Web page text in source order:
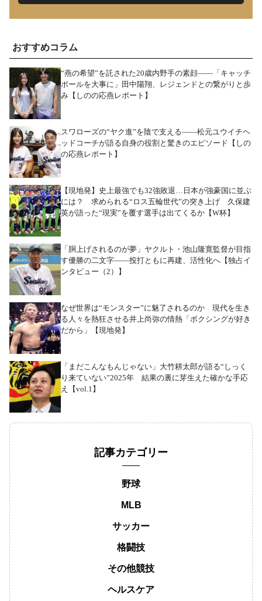
おすすめコラム
“燕の希望”を託された20歳内野手の素顔――「キャッチ
ボールを大事に」田中陽翔、レジェンドとの繋がりと歩
み【しのの応燕レポート】
スワローズの“ヤク進”を陰で支える――松元ユウイチヘ
ッドコーチが語る自身の役割と驚きのエピソード【しの
の応燕レポート】
【現地発】史上最強でも32強敗退…日本が強豪国に並ぶ
には？ 求められる“ロス五輪世代”の突き上げ 久保建
英が語った“現実”を覆す選手は出てくるか【W杯】
「胴上げされるのが夢」ヤクルト・池山隆寛監督が目指
す優勝の二文字――投打ともに再建、活性化へ【独占イ
ンタビュー（2）】
なぜ世界は“モンスター”に魅了されるのか 現代を生き
る人々を熱狂させる井上尚弥の情熱「ボクシングが好き
だから」【現地発】
「まだこんなもんじゃない」大竹耕太郎が語る“しっく
り来ていない”2025年 結果の裏に芽生えた確かな手応
え【vol.1】
記事カテゴリー
野球
MLB
サッカー
格闘技
その他競技
ヘルスケア